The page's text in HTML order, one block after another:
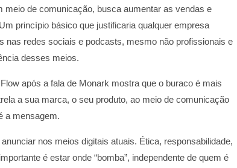
de comunicação, busca aumentar as vendas e
princípio básico que justificaria qualquer empresa
nas redes sociais e podcasts, mesmo não profissionais e
desses meios.
após a fala de Monark mostra que o buraco é mais
a sua marca, o seu produto, ao meio de comunicação
a mensagem.
nos meios digitais atuais. Ética, responsabilidade,
é estar onde “bomba”, independente de quem é